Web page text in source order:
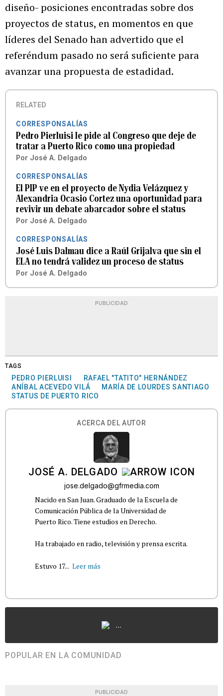
diseño- posiciones encontradas sobre dos
proyectos de status, en momentos en que
líderes del Senado han advertido que el
referéndum pasado no será suficiente para
avanzar una propuesta de estadidad.
RELATED
CORRESPONSALÍAS
Pedro Pierluisi le pide al Congreso que deje de
tratar a Puerto Rico como una propiedad
Por José A. Delgado
CORRESPONSALÍAS
El PIP ve en el proyecto de Nydia Velázquez y
Alexandria Ocasio Cortez una oportunidad para
revivir un debate abarcador sobre el status
Por José A. Delgado
CORRESPONSALÍAS
José Luis Dalmau dice a Raúl Grijalva que sin el
ELA no tendrá validez un proceso de status
Por José A. Delgado
PUBLICIDAD
TAGS
PEDRO PIERLUISI
RAFAEL "TATITO" HERNÁNDEZ
ANÍBAL ACEVEDO VILÁ
MARÍA DE LOURDES SANTIAGO
STATUS DE PUERTO RICO
ACERCA DEL AUTOR
JOSÉ A. DELGADO
jose.delgado@gfrmedia.com
Nacido en San Juan. Graduado de la Escuela de
Comunicación Pública de la Universidad de
Puerto Rico. Tiene estudios en Derecho.
Ha trabajado en radio, televisión y prensa escrita.
Estuvo 17... Leer más
...
POPULAR EN LA COMUNIDAD
PUBLICIDAD